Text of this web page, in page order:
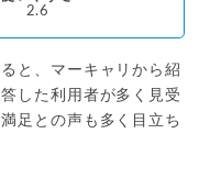
2.6
と、マーキャリから紹
した利用者が多く見受
足との声も多く目立ち